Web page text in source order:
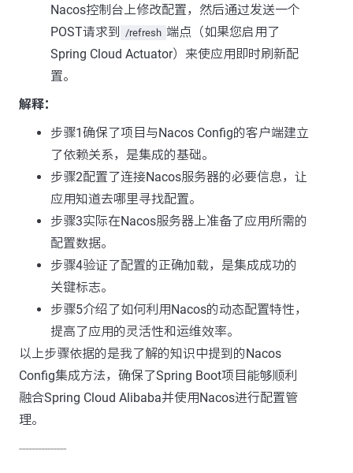
Nacos控制台上修改配置，然后通过发送一个
POST请求到
/refresh 端点（如果您启用了
Spring Cloud Actuator）来使应用即时刷新配
置。
解释：
步骤1确保了项目与Nacos Config的客户端建立
了依赖关系，是集成的基础。
步骤2配置了连接Nacos服务器的必要信息，让
应用知道去哪里寻找配置。
步骤3实际在Nacos服务器上准备了应用所需的
配置数据。
步骤4验证了配置的正确加载，是集成成功的
关键标志。
步骤5介绍了如何利用Nacos的动态配置特性，
提高了应用的灵活性和运维效率。
以上步骤依据的是我了解的知识中提到的Nacos
Config集成方法，确保了Spring Boot项目能够顺利
融合Spring Cloud Alibaba并使用Nacos进行配置管
理。
---------------